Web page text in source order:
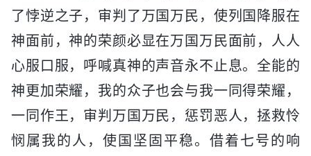
了悖逆之子，审判了万国万民，使列国降服在
神面前，神的荣颜必显在万国万民面前，人人
心服口服，呼喊真神的声音永不止息。全能的
神更加荣耀，我的众子也会与我一同得荣耀，
一同作王，审判万国万民，惩罚恶人，拯救怜
悯属我的人，使国坚固平稳。借着七号的响